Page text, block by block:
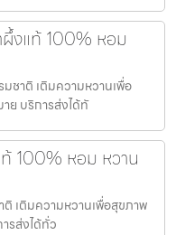
งแท้ 100% หอม
ชาติ เติมความหวานเพื่อ
ย บริการส่งได้ทั
100% หอม หวาน
เติมความหวานเพื่อสุขภาพ
รส่งได้ทั่ว